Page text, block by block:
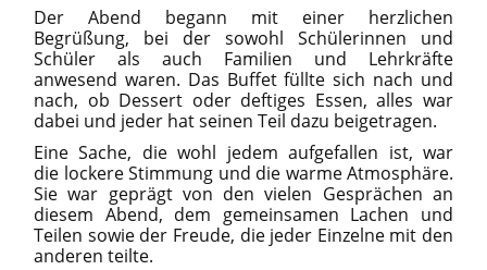
Der Abend begann mit einer herzlichen
Begrüßung, bei der sowohl Schülerinnen und
Schüler als auch Familien und Lehrkräfte
anwesend waren. Das Buffet füllte sich nach und
nach, ob Dessert oder deftiges Essen, alles war
dabei und jeder hat seinen Teil dazu beigetragen.
Eine Sache, die wohl jedem aufgefallen ist, war
die lockere Stimmung und die warme Atmosphäre.
Sie war geprägt von den vielen Gesprächen an
diesem Abend, dem gemeinsamen Lachen und
Teilen sowie der Freude, die jeder Einzelne mit den
anderen teilte.